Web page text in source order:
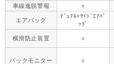
車線逸脱警報 ○
エアバッグ
ﾃﾞｭｱﾙ+ｻｲﾄﾞｴｱﾊﾞ
ｯｸﾞ
横滑防止装置 ○
バックモニター ○